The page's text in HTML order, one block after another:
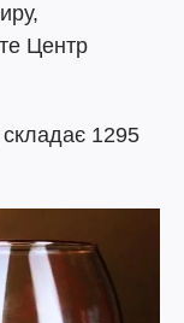
Центр
складає 1295